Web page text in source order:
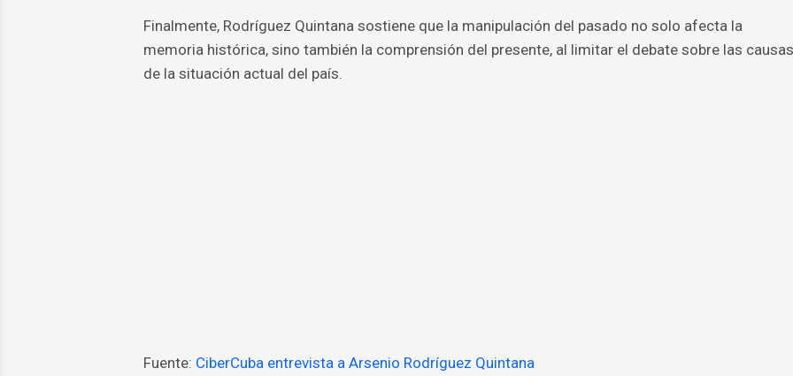
Finalmente, Rodríguez Quintana sostiene que la manipulación del pasado no solo afecta la
memoria histórica, sino también la comprensión del presente, al limitar el debate sobre las causas
de la situación actual del país.
Fuente: CiberCuba entrevista a Arsenio Rodríguez Quintana